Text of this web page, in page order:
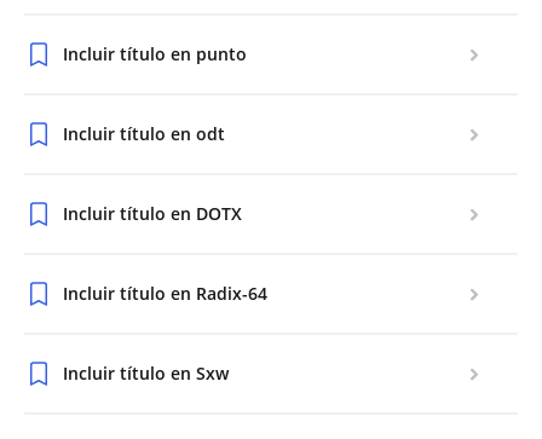
Incluir título en punto
Incluir título en odt
Incluir título en DOTX
Incluir título en Radix-64
Incluir título en Sxw